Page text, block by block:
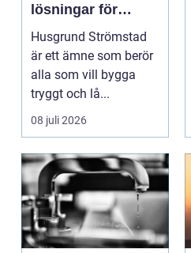
lösningar för
boende vid kusten
Husgrund Strömstad
är ett ämne som berör
alla som vill bygga
tryggt och lå...
08 juli 2026